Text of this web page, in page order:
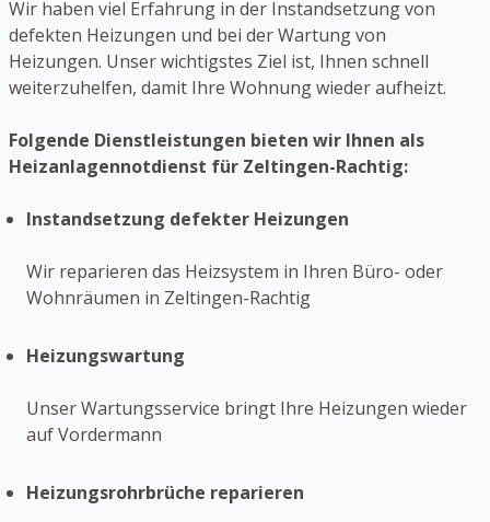
Wir haben viel Erfahrung in der Instandsetzung von
defekten Heizungen und bei der Wartung von
Heizungen. Unser wichtigstes Ziel ist, Ihnen schnell
weiterzuhelfen, damit Ihre Wohnung wieder aufheizt.
Folgende Dienstleistungen bieten wir Ihnen als
Heizanlagennotdienst für Zeltingen-Rachtig:
Instandsetzung defekter Heizungen
Wir reparieren das Heizsystem in Ihren Büro- oder
Wohnräumen in Zeltingen-Rachtig
Heizungswartung
Unser Wartungsservice bringt Ihre Heizungen wieder
auf Vordermann
Heizungsrohrbrüche reparieren